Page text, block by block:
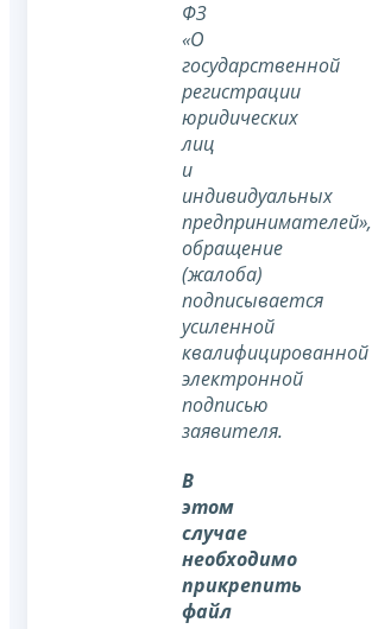
ФЗ
«О
государственной
регистрации
юридических
лиц
и
индивидуальных
предпринимателей»,
обращение
(жалоба)
подписывается
усиленной
квалифицированной
электронной
подписью
заявителя.
В
этом
случае
необходимо
прикрепить
файл